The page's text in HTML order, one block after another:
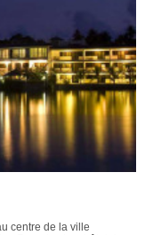
centre de la ville